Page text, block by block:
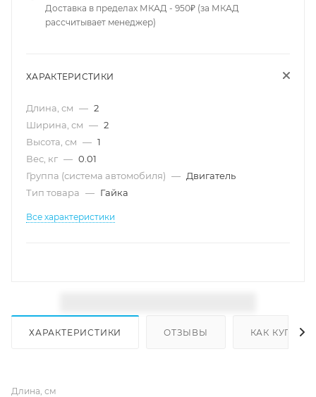
Доставка в пределах МКАД - 950₽ (за МКАД
рассчитывает менеджер)
ХАРАКТЕРИСТИКИ
Длина, см — 2
Ширина, см — 2
Высота, см — 1
Вес, кг — 0.01
Группа (система автомобиля) — Двигатель
Тип товара — Гайка
Все характеристики
ХАРАКТЕРИСТИКИ ОТЗЫВЫ КАК КУПИТЬ
Длина, см